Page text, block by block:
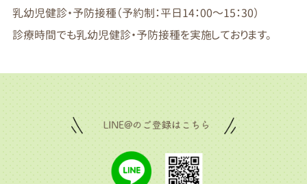
乳幼児健診・予防接種（予約制：平日14：00～15：30）
診療時間でも乳幼児健診・予防接種を実施しております。